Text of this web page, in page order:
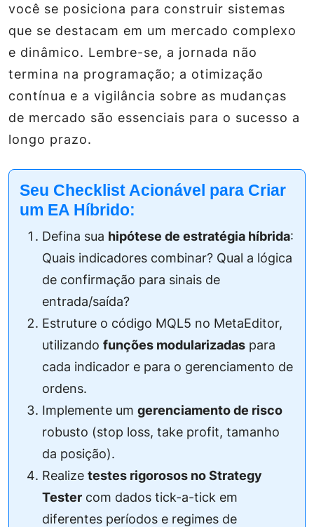
você se posiciona para construir sistemas
que se destacam em um mercado complexo
e dinâmico. Lembre-se, a jornada não
termina na programação; a otimização
contínua e a vigilância sobre as mudanças
de mercado são essenciais para o sucesso a
longo prazo.
Seu Checklist Acionável para Criar
um EA Híbrido:
Defina sua hipótese de estratégia híbrida:
Quais indicadores combinar? Qual a lógica
de confirmação para sinais de
entrada/saída?
Estruture o código MQL5 no MetaEditor,
utilizando funções modularizadas para
cada indicador e para o gerenciamento de
ordens.
Implemente um gerenciamento de risco
robusto (stop loss, take profit, tamanho
da posição).
Realize testes rigorosos no Strategy
Tester com dados tick-a-tick em
diferentes períodos e regimes de